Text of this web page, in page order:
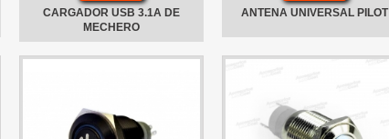
CARGADOR USB 3.1A DE
MECHERO
ANTENA UNIVERSAL PILOT